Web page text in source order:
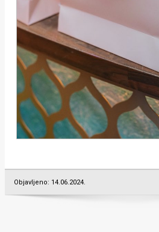
Objavljeno: 14.06.2024.